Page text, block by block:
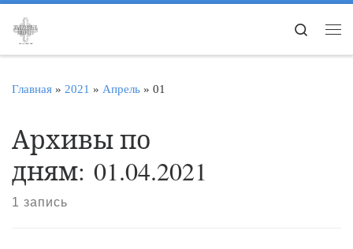
Перейти к содержимому
Search
Главная » 2021 » Апрель » 01
Архивы по
дням: 01.04.2021
1 запись